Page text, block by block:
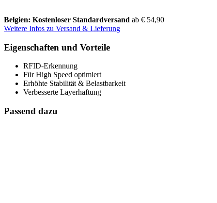
Belgien: Kostenloser Standardversand ab € 54,90
Weitere Infos zu Versand & Lieferung
Eigenschaften und Vorteile
RFID-Erkennung
Für High Speed optimiert
Erhöhte Stabilität & Belastbarkeit
Verbesserte Layerhaftung
Passend dazu